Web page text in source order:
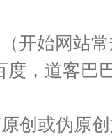
开始网站
道客巴巴
伪原创文